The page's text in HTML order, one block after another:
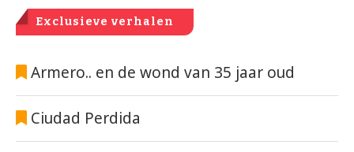
Exclusieve verhalen
Armero.. en de wond van 35 jaar oud
Ciudad Perdida